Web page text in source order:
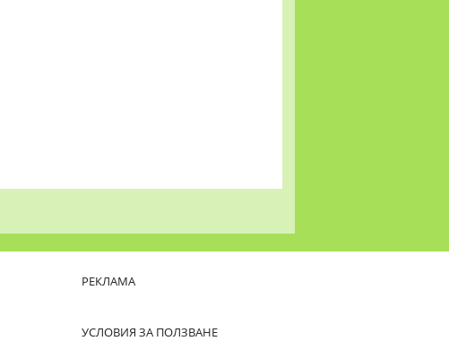
РЕКЛАМА
УСЛОВИЯ ЗА ПОЛЗВАНЕ